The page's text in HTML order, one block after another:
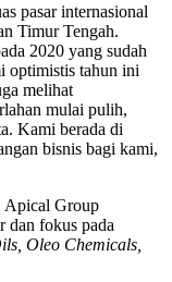
pasar internasional
Timur Tengah.
2020 yang sudah
optimistis tahun ini
melihat
mulai pulih,
Kami berada di
bisnis bagi kami,
Apical Group
dan fokus pada
Oleo Chemicals,